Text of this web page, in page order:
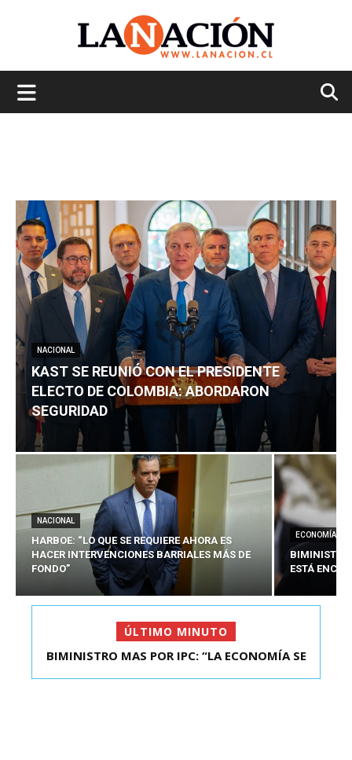
NACIONAL
KAST SE REUNIÓ CON EL PRESIDENTE
ELECTO DE COLOMBIA: ABORDARON
SEGURIDAD
NACIONAL
HARBOE: “LO QUE SE REQUIERE AHORA ES
HACER INTERVENCIONES BARRIALES MÁS DE
FONDO”
ECONOMÍA
BIMINISTRO
ESTÁ
ÚLTIMO MINUTO
KAST SE REUNIÓ CON EL PRESIDENTE ELECTO DE
BIMINISTRO MAS POR IPC: “LA ECONOMÍA SE